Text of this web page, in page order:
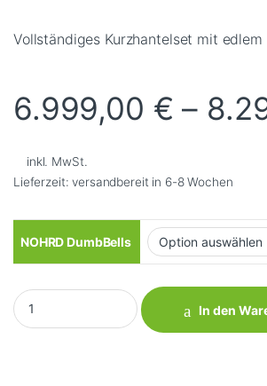
Vollständiges Kurzhantelset mit edlem
6.999,00 € –
inkl. MwSt.
Lieferzeit:versandbereit in 6-8 Wochen
NOHRD DumbBells
NOHRD DumbBells quantity
In den